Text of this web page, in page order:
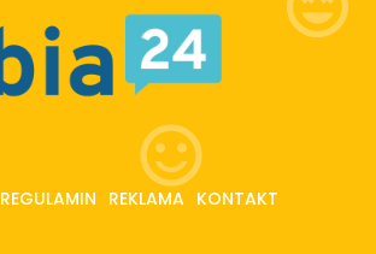
REGULAMIN REKLAMA KONTAKT